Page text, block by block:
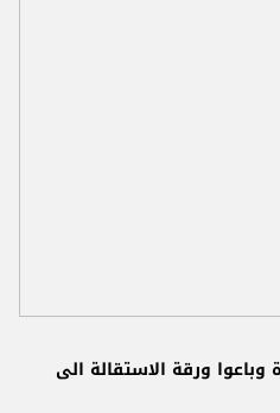
ورقة الاستقالة الى